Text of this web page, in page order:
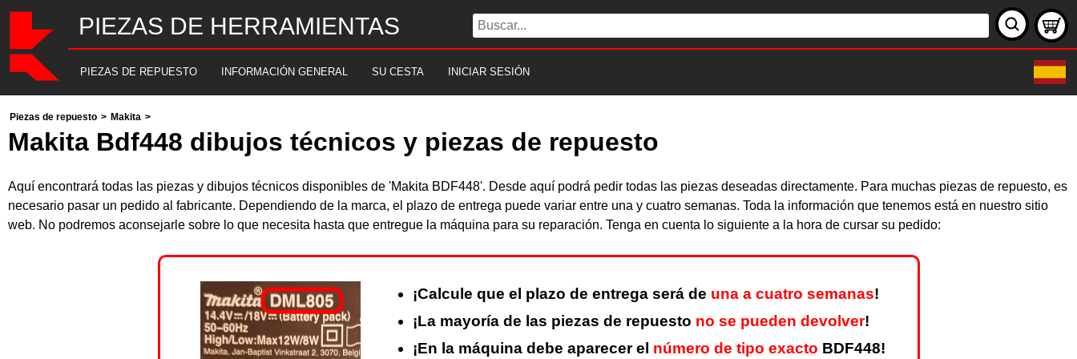
PIEZAS DE HERRAMIENTAS
PIEZAS DE REPUESTO INFORMACIÓN GENERAL SU CESTA INICIAR SESIÓN
Piezas de repuesto > Makita >
Makita Bdf448 dibujos técnicos y piezas de repuesto
Aquí encontrará todas las piezas y dibujos técnicos disponibles de 'Makita BDF448'. Desde aquí podrá pedir todas las piezas deseadas directamente. Para muchas piezas de repuesto, es
necesario pasar un pedido al fabricante. Dependiendo de la marca, el plazo de entrega puede variar entre una y cuatro semanas. Toda la información que tenemos está en nuestro sitio
web. No podremos aconsejarle sobre lo que necesita hasta que entregue la máquina para su reparación. Tenga en cuenta lo siguiente a la hora de cursar su pedido:
¡Calcule que el plazo de entrega será de una a cuatro semanas!
¡La mayoría de las piezas de repuesto no se pueden devolver!
¡En la máquina debe aparecer el número de tipo exacto BDF448!